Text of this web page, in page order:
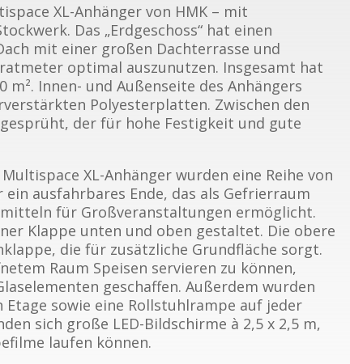
XL-Anhänger von HMK – mit
Das „Erdgeschoss“ hat einen
mit einer großen Dachterrasse und
optimal auszunutzen. Insgesamt hat
m². Innen- und Außenseite des Anhängers
Polyesterplatten. Zwischen den
der für hohe Festigkeit und gute
XL-Anhänger wurden eine Reihe von
ausfahrbares Ende, das als Gefrierraum
für Großveranstaltungen ermöglicht.
Klappe unten und oben gestaltet. Die obere
die für zusätzliche Grundfläche sorgt.
Raum Speisen servieren zu können,
geschaffen. Außerdem wurden
sowie eine Rollstuhlrampe auf jeder
sich große LED-Bildschirme à 2,5 x 2,5 m,
laufen können.